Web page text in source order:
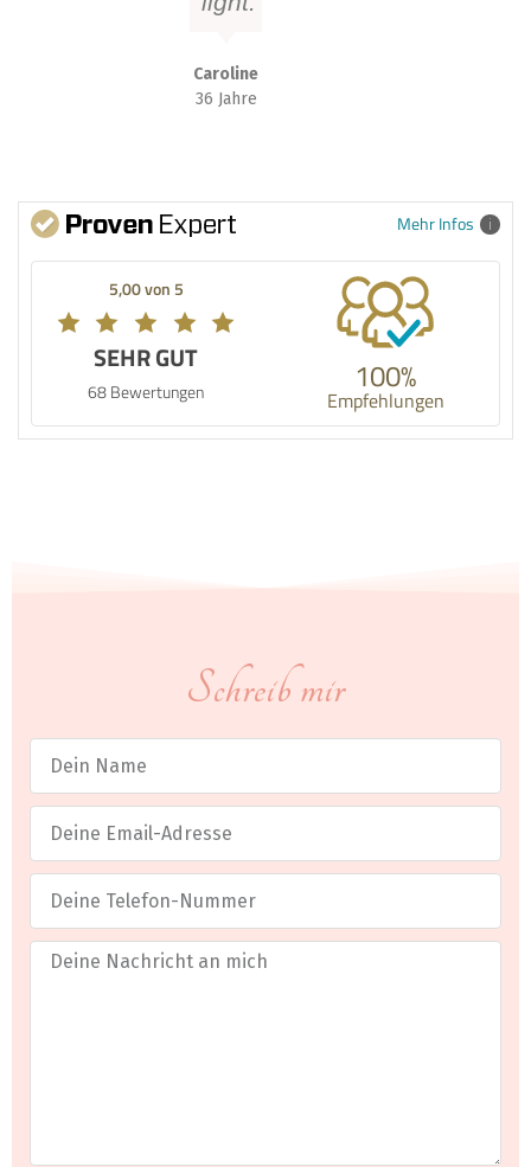
Caroline
36 Jahre
Mehr Infos
5,00 von 5
SEHR GUT
68 Bewertungen 100%
Empfehlungen
Schreib mir